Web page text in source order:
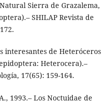
Sierra de Grazalema,
SHILAP Revista de
interesantes de Heteróceros
Heterocera).–
17(65): 159-164.
1993.– Los Noctuidae de